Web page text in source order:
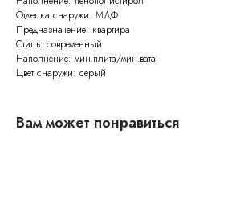
Отделка снаружи: МДФ
Предназначение: квартира
Стиль: современный
Наполнение: мин.плита/мин.вата
Цвет снаружи: серый
Вам может понравиться